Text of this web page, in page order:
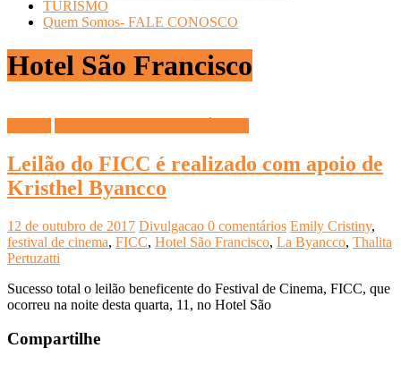
TURISMO
Quem Somos- FALE CONOSCO
Hotel São Francisco
Leilão do FICC é realizado com apoio de
Kristhel Byancco
12 de outubro de 2017 Divulgacao 0 comentários Emily Cristiny,
festival de cinema, FICC, Hotel São Francisco, La Byancco, Thalita
Pertuzatti
Sucesso total o leilão beneficente do Festival de Cinema, FICC, que
ocorreu na noite desta quarta, 11, no Hotel São
Compartilhe